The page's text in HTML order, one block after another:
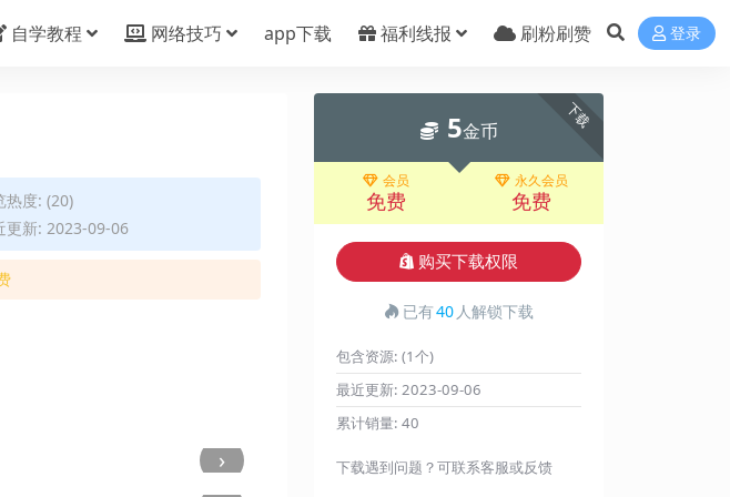
自学教程 网络技巧 app下载 福利线报 刷粉刷赞 登录
热度: (20)
更新: 2023-09-06
›
下载
5金币
会员
免费
永久会员
免费
购买下载权限
已有40 人解锁下载
包含资源: (1个)
最近更新: 2023-09-06
累计销量: 40
下载遇到问题？可联系客服或反馈